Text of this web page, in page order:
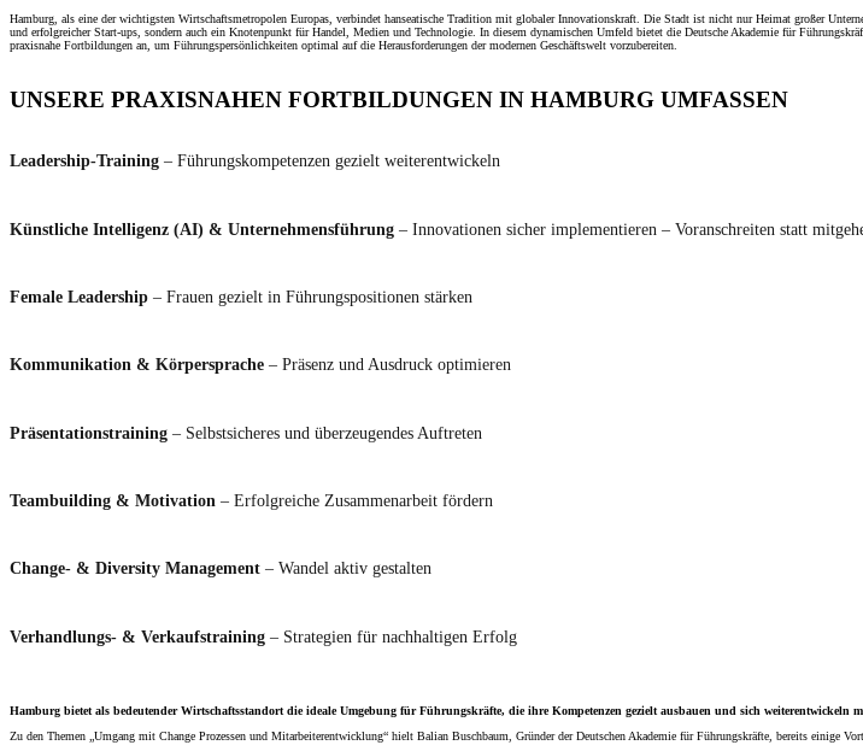
Hamburg, als eine der wichtigsten Wirtschaftsmetropolen Europas, verbindet hanseatische Tradition mit globaler Innovationskraft. Die Stadt ist nicht nur Heimat großer
und erfolgreicher Start-ups, sondern auch ein Knotenpunkt für Handel, Medien und Technologie. In diesem dynamischen Umfeld bietet die Deutsche Akademie für
praxisnahe Fortbildungen an, um Führungspersönlichkeiten optimal auf die Herausforderungen der modernen Geschäftswelt vorzubereiten.
UNSERE PRAXISNAHEN FORTBILDUNGEN IN HAMBURG UMFASSEN
Leadership-Training – Führungskompetenzen gezielt weiterentwickeln
Künstliche Intelligenz (AI) & Unternehmensführung – Innovationen sicher implementieren – Voranschreiten statt
Female Leadership – Frauen gezielt in Führungspositionen stärken
Kommunikation & Körpersprache – Präsenz und Ausdruck optimieren
Präsentationstraining – Selbstsicheres und überzeugendes Auftreten
Teambuilding & Motivation – Erfolgreiche Zusammenarbeit fördern
Change- & Diversity Management – Wandel aktiv gestalten
Verhandlungs- & Verkaufstraining – Strategien für nachhaltigen Erfolg
Hamburg bietet als bedeutender Wirtschaftsstandort die ideale Umgebung für Führungskräfte, die ihre Kompetenzen gezielt ausbauen und sich weiterentwickeln
Zu den Themen „Umgang mit Change Prozessen und Mitarbeiterentwicklung“ hielt Balian Buschbaum, Gründer der Deutschen Akademie für Führungskräfte, bereits einige